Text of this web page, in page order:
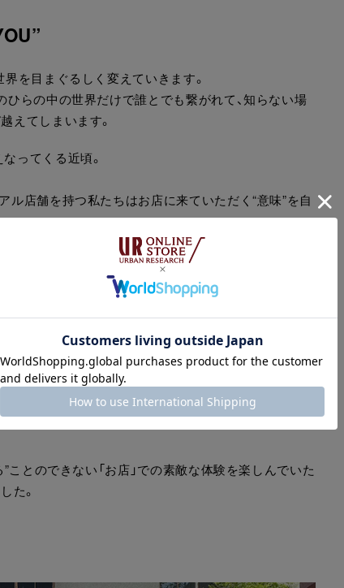
を目まぐるしく変えていきます。
らの中の世界だけで誰とでも繋がれて、知らない場
えてしまいます。
ってくる近頃。
ル店舗を持つ私たちはお店に来ていただく“意味”を自
ストーリーをもっていること。
あること。
友人、家族と一緒に悩んで選んだ商品には特別な思
きない価値、生まれることのない思い出があること
とができ、うまれる感動や喜びがあり、それは“ポチ
ことのできない「お店」での素敵な体験を楽しんでいた
た。